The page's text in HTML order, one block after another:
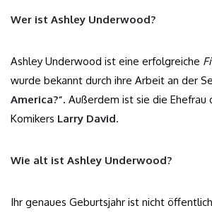
Wer ist Ashley Underwood?
Ashley Underwood ist eine erfolgreiche
wurde bekannt durch ihre Arbeit an der
America?“. Außerdem ist sie die Ehefrau
Komikers Larry David.
Wie alt ist Ashley Underwood?
Ihr genaues Geburtsjahr ist nicht